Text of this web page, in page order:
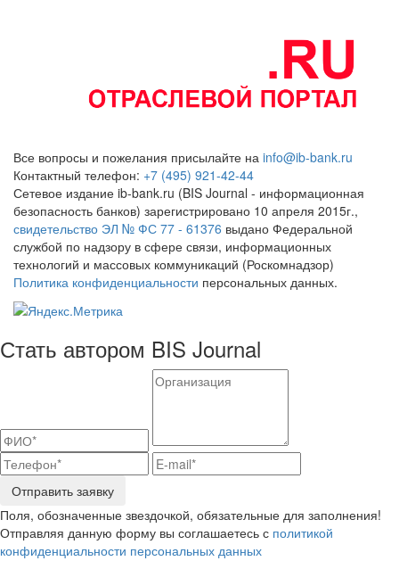
Все вопросы и пожелания присылайте на info@ib-bank.ru
Контактный телефон: +7 (495) 921-42-44
Сетевое издание ib-bank.ru (BIS Journal - информационная
безопасность банков) зарегистрировано 10 апреля 2015г.,
свидетельство ЭЛ № ФС 77 - 61376 выдано Федеральной
службой по надзору в сфере связи, информационных
технологий и массовых коммуникаций (Роскомнадзор)
Политика конфиденциальности персональных данных.
Стать автором BIS Journal
Отправить заявку
Поля, обозначенные звездочкой, обязательные для заполнения!
Отправляя данную форму вы соглашаетесь с политикой
конфиденциальности персональных данных